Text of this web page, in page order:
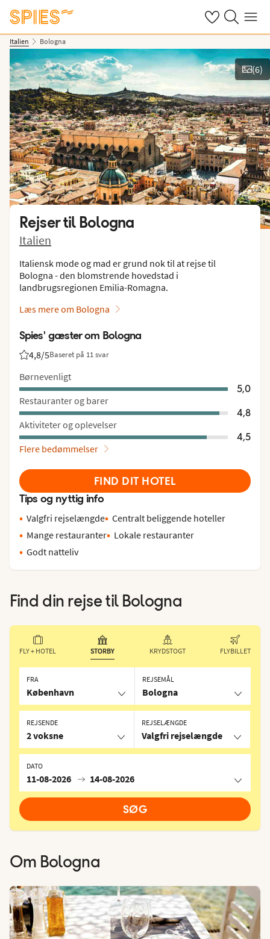
Se dine gemte
Søg påMenu
Italien Bologna
Vis billeder
(6)
Rejser til Bologna
Italien
Italiensk mode og mad er grund nok til at rejse til
Bologna - den blomstrende hovedstad i
landbrugsregionen Emilia-Romagna.
Læs mere om Bologna
Spies' gæster om Bologna
4,8/5Baseret på 11 svar
Bedømmelse fra Spies gæster: 4.8/5
Børnevenligt
5,0
Restauranter og barer
4,8
Aktiviteter og oplevelser
4,5
Flere bedømmelser
FIND DIT HOTEL
Tips og nyttig info
Valgfri rejselængde Centralt beliggende hoteller
Mange restauranter
Lokale restauranter
Godt natteliv
Find din rejse til Bologna
FLY + HOTEL STORBY KRYDSTOGT FLYBILLET
FRA
København
REJSEMÅL
Bologna
REJSELÆNGDE
Valgfri rejselængde
DATO
11-08-2026 14-08-2026
REJSENDE
2 voksne
SØG
Om Bologna